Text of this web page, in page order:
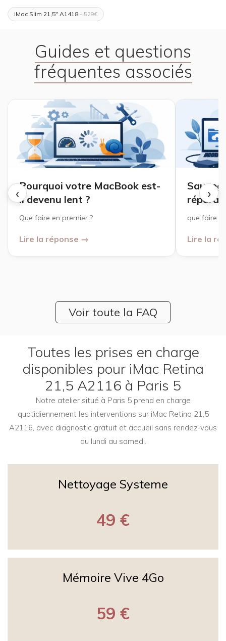
iMac Slim 21,5" A1418 - 529€
Guides et questions
fréquentes associés
‹ ›
Pourquoi votre MacBook est-
il devenu lent ?
Que faire en premier ?
Lire la réponse →
que faire ?
Lire la
Voir toute la FAQ
Toutes les prises en charge
disponibles pour iMac Retina
21,5 A2116 à Paris 5
Notre atelier situé à Paris 5 prend en charge
quotidiennement les interventions sur iMac Retina 21,5
A2116, avec diagnostic gratuit et accueil sans rendez-vous
du lundi au samedi.
Nettoyage Systeme
49 €
Mémoire Vive 4Go
59 €